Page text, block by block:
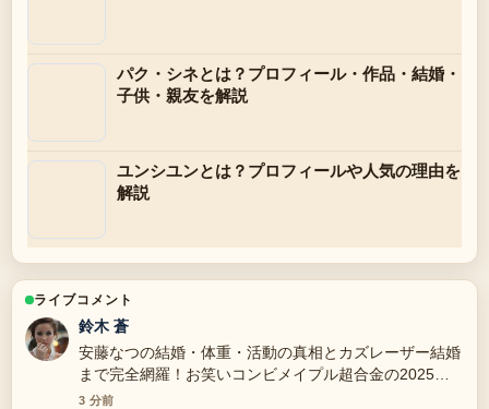
パク・シネとは？プロフィール・作品・結婚・
子供・親友を解説
ユンシユンとは？プロフィールや人気の理由を
解説
ライブコメント
鈴木 蒼
安藤なつの結婚・体重・活動の真相とカズレーザー結婚
まで完全網羅！お笑いコンビメイプル超合金の2025年
の報道は丁寧で、流れを追いやすいです。
3 分前